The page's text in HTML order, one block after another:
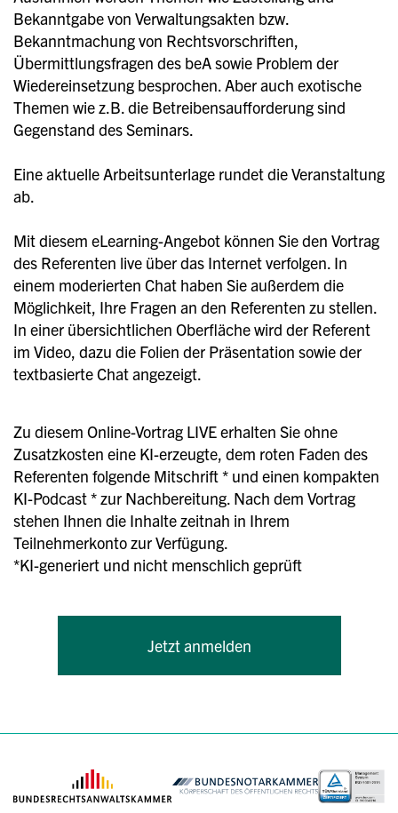
Bekanntgabe von Verwaltungsakten bzw.
Bekanntmachung von Rechtsvorschriften,
Übermittlungsfragen des beA sowie Problem der
Wiedereinsetzung besprochen. Aber auch exotische
Themen wie z.B. die Betreibensaufforderung sind
Gegenstand des Seminars.
Eine aktuelle Arbeitsunterlage rundet die Veranstaltung
ab.
Mit diesem eLearning-Angebot können Sie den Vortrag
des Referenten live über das Internet verfolgen. In
einem moderierten Chat haben Sie außerdem die
Möglichkeit, Ihre Fragen an den Referenten zu stellen.
In einer übersichtlichen Oberfläche wird der Referent
im Video, dazu die Folien der Präsentation sowie der
textbasierte Chat angezeigt.
Zu diesem Online-Vortrag LIVE erhalten Sie ohne
Zusatzkosten eine KI-erzeugte, dem roten Faden des
Referenten folgende Mitschrift * und einen kompakten
KI-Podcast * zur Nachbereitung. Nach dem Vortrag
stehen Ihnen die Inhalte zeitnah in Ihrem
Teilnehmerkonto zur Verfügung.
*KI-generiert und nicht menschlich geprüft
Jetzt anmelden